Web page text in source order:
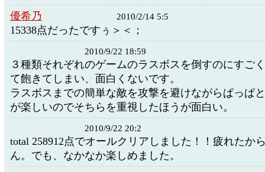
優希乃
2010/2/14 5:5
15338点だったですぅ＞＜；
2010/9/22 18:59
３種類それぞれのゲームのラスボスを倒すのにすご
て飽きてしまい、面白くないです。
ラスボスまでの簡単な敵を攻撃を避けながらぱっぱ
が楽しいのでそちらを重視したほうが面白い。
2010/9/22 20:2
total 258912点でオールクリアしました！！疲れたか
ん。でも、なかなか楽しめました。